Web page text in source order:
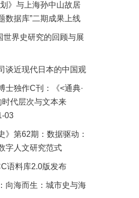
》与上海孙中山故居
数据库”二期成果上线
世界史研究的回顾与展
谈近现代日本的中国观
士独作C刊：《<通典·
代层次与文本来
03
》第62期：数据驱动：
字人文研究范式
语料库2.0版发布
向海而生：城市史与海